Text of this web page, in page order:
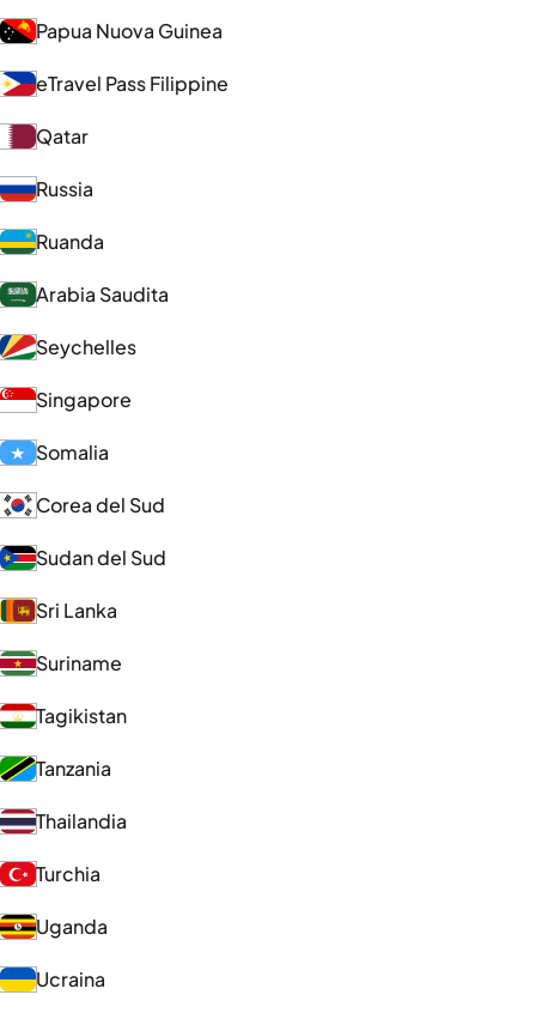
Papua Nuova Guinea
eTravel Pass Filippine
Qatar
Russia
Ruanda
Arabia Saudita
Seychelles
Singapore
Somalia
Corea del Sud
Sudan del Sud
Sri Lanka
Suriname
Tagikistan
Tanzania
Thailandia
Turchia
Uganda
Ucraina